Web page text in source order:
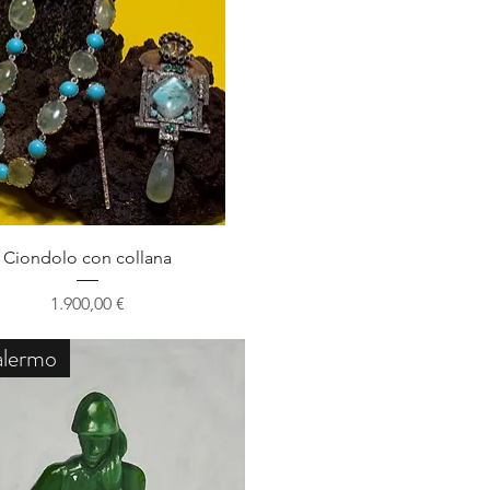
Schnellansicht
Ciondolo con collana
Preis
1.900,00 €